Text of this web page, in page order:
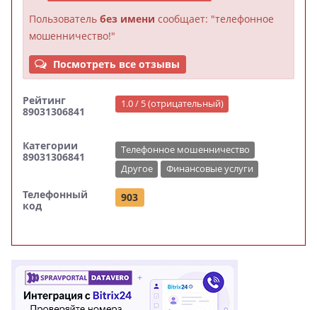
Пользователь без имени сообщает: "телефонное
мошенничество!"
Посмотреть все отзывы
Рейтинг
89031306841
1.0 / 5 (отрицательный)
Категории
89031306841
Телефонное мошенничество
Другое
Финансовые услуги
Телефонный
код
903